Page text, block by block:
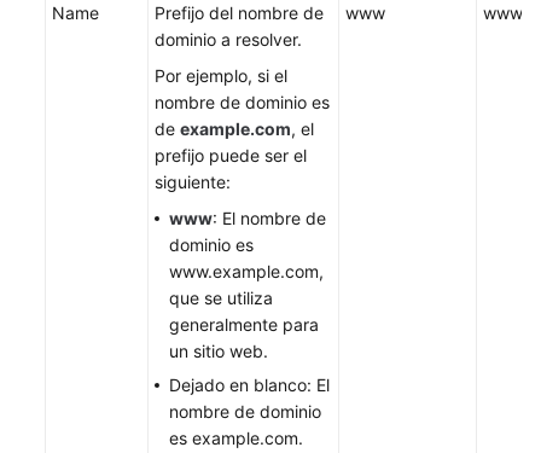
Name
Prefijo del nombre de
dominio a resolver.
Por ejemplo, si el
nombre de dominio es
de example.com, el
prefijo puede ser el
siguiente:
www: El nombre de
dominio es
www.example.com,
que se utiliza
generalmente para
un sitio web.
Dejado en blanco: El
nombre de dominio
es example.com.
www www